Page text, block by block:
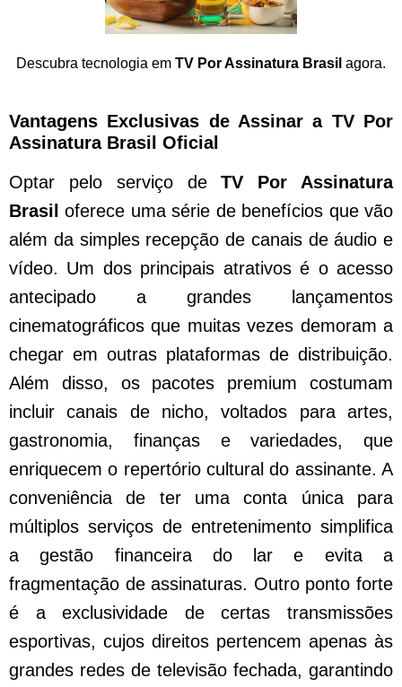
Descubra tecnologia em TV Por Assinatura Brasil agora.
Vantagens Exclusivas de Assinar a TV Por
Assinatura Brasil Oficial
Optar pelo serviço deTV Por Assinatura
Brasil oferece uma série de benefícios que vão
além da simples recepção de canais de áudio e
vídeo. Um dos principais atrativos é o acesso
antecipado a grandes lançamentos
cinematográficos que muitas vezes demoram a
chegar em outras plataformas de distribuição.
Além disso, os pacotes premium costumam
incluir canais de nicho, voltados para artes,
gastronomia, finanças e variedades, que
enriquecem o repertório cultural do assinante. A
conveniência de ter uma conta única para
múltiplos serviços de entretenimento simplifica
a gestão financeira do lar e evita a
fragmentação de assinaturas. Outro ponto forte
é a exclusividade de certas transmissões
esportivas, cujos direitos pertencem apenas às
grandes redes de televisão fechada, garantindo